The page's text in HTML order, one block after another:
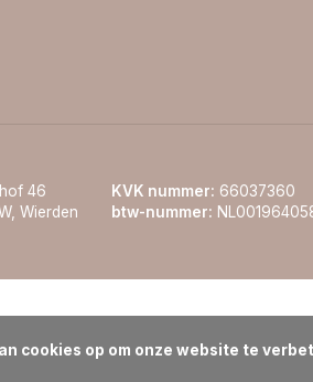
46
Wierden
KVK nummer: 66037360
btw-nummer:
cookies op om onze website te